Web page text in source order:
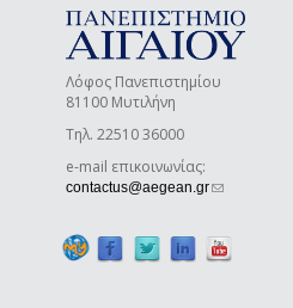
Λόφος Πανεπιστημίου
81100 Μυτιλήνη
Τηλ. 22510 36000
e-mail επικοινωνίας:
contactus@aegean.gr(link sends